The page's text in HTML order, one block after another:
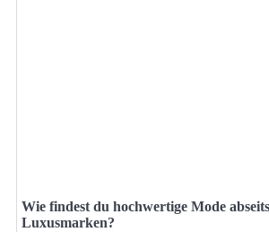
Wie findest du hochwertige Mode
Luxusmarken?